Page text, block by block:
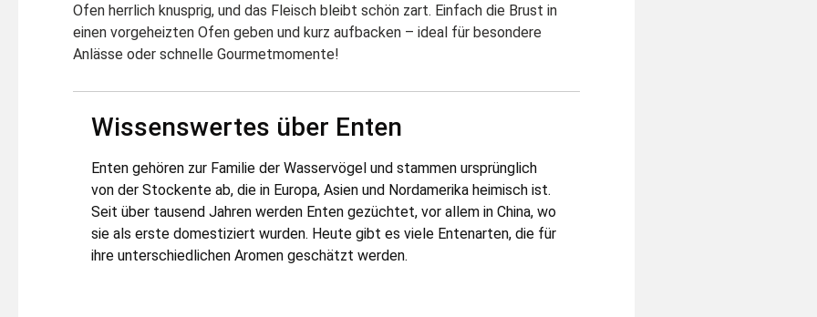
Ofen herrlich knusprig, und das Fleisch bleibt schön zart. Einfach die Brust in
einen vorgeheizten Ofen geben und kurz aufbacken – ideal für besondere
Anlässe oder schnelle Gourmetmomente!
Wissenswertes über Enten
Enten gehören zur Familie der Wasservögel und stammen ursprünglich
von der Stockente ab, die in Europa, Asien und Nordamerika heimisch ist.
Seit über tausend Jahren werden Enten gezüchtet, vor allem in China, wo
sie als erste domestiziert wurden. Heute gibt es viele Entenarten, die für
ihre unterschiedlichen Aromen geschätzt werden.